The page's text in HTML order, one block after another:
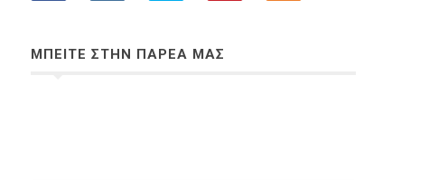
ΜΠΕΙΤΕ ΣΤΗΝ ΠΑΡΕΑ ΜΑΣ